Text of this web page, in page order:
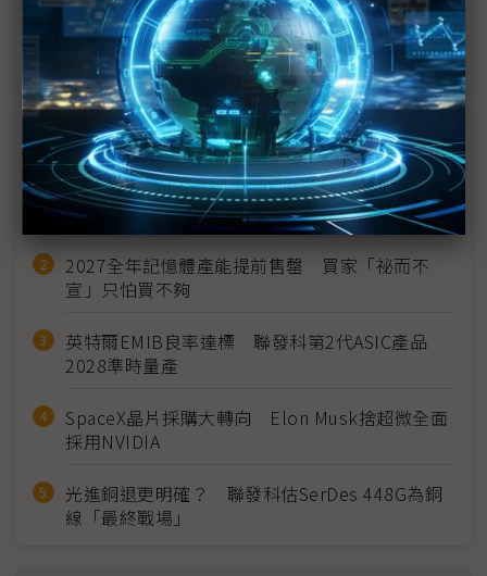
電子紙產業鏈齊動員 Touch Taiwan元太大秀生態圈
技術力
近７天熱門報導
MLCC訂單過熱、出貨比創高 村田示警全球AI基
建熱潮將趨緩
2027全年記憶體產能提前售罄 買家「祕而不
宣」只怕買不夠
英特爾EMIB良率達標 聯發科第2代ASIC產品
2028準時量產
SpaceX晶片採購大轉向 Elon Musk捨超微全面
採用NVIDIA
光進銅退更明確？ 聯發科估SerDes 448G為銅
線「最終戰場」